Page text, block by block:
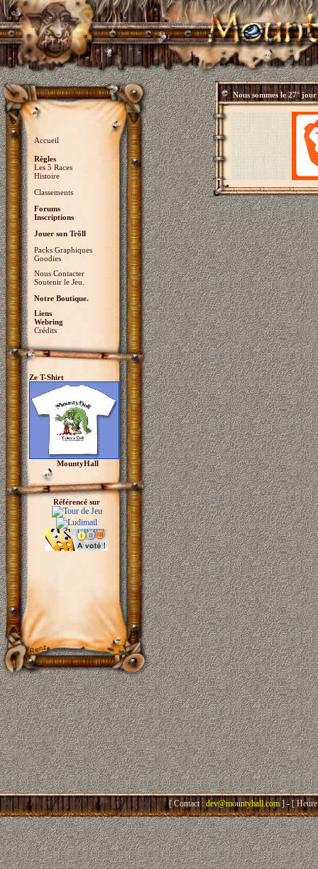
Accueil
Règles
Les 5 Races
Histoire
Classements
Forums
Inscriptions
Jouer son Trõll
Packs Graphiques
Goodies
Nous Contacter
Soutenir le Jeu.
Notre Boutique.
Liens
Webring
Crédits
Ze T-Shirt
MountyHall
Référencé sur
Nous sommes le27° jour
[ Contact : dev@mountyhall.com] - [ Heure